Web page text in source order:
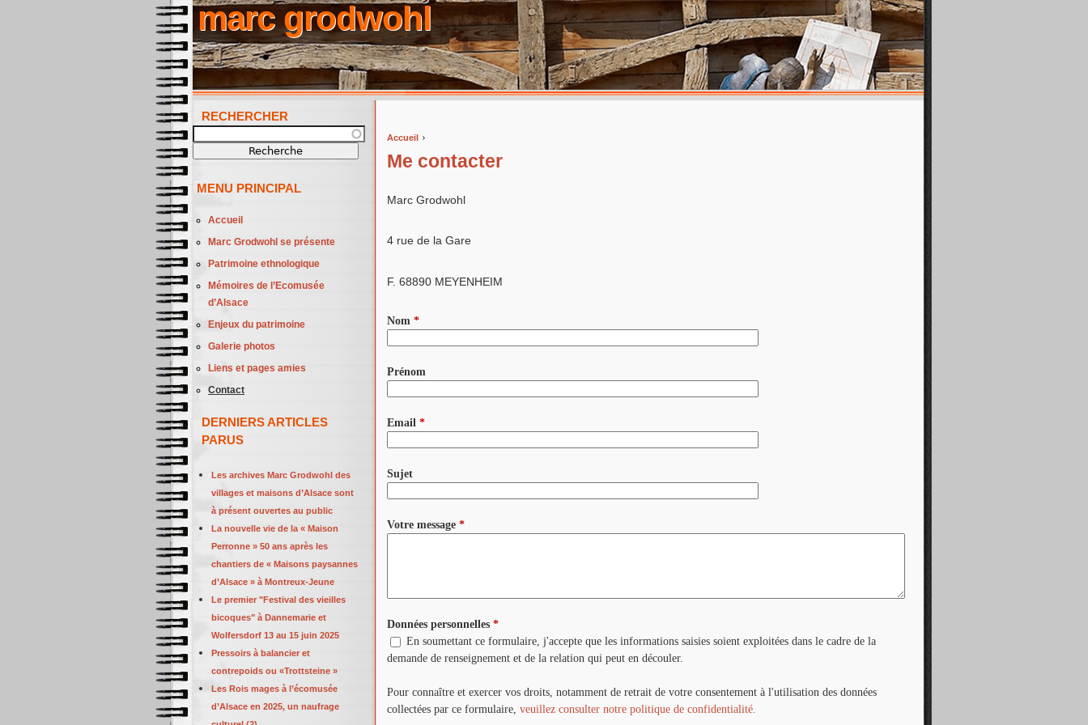
marc grodwohl
Vous êtes ici
Accueil ›
Me contacter
Marc Grodwohl
4 rue de la Gare
F. 68890 MEYENHEIM
Nom *
Prénom
Email *
Sujet
Votre message *
Données personnelles *
En soumettant ce formulaire, j'accepte que les informations saisies soient exploitées dans le cadre de la
demande de renseignement et de la relation qui peut en découler.
Pour connaître et exercer vos droits, notamment de retrait de votre consentement à l'utilisation des données
collectées par ce formulaire, veuillez consulter notre politique de confidentialité.
RECHERCHER
MENU PRINCIPAL
Accueil
Marc Grodwohl se présente
Patrimoine ethnologique
Mémoires de l’Ecomusée
d’Alsace
Enjeux du patrimoine
Galerie photos
Liens et pages amies
Contact
DERNIERS ARTICLES
PARUS
Les archives Marc Grodwohl des
villages et maisons d’Alsace sont
à présent ouvertes au public
La nouvelle vie de la « Maison
Perronne » 50 ans après les
chantiers de « Maisons paysannes
d’Alsace » à Montreux-Jeune
Le premier "Festival des vieilles
bicoques" à Dannemarie et
Wolfersdorf 13 au 15 juin 2025
Pressoirs à balancier et
contrepoids ou «Trottsteine »
Les Rois mages à l’écomusée
d’Alsace en 2025, un naufrage